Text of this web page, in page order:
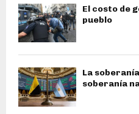
El costo de
pueblo
La
soberanía